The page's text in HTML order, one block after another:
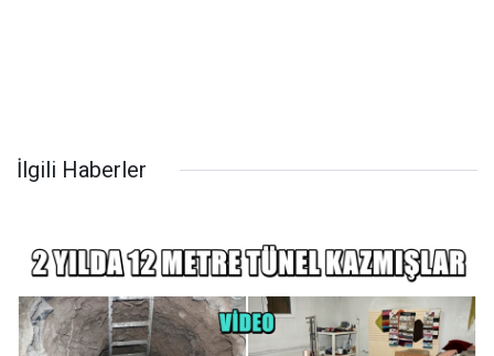
İlgili Haberler